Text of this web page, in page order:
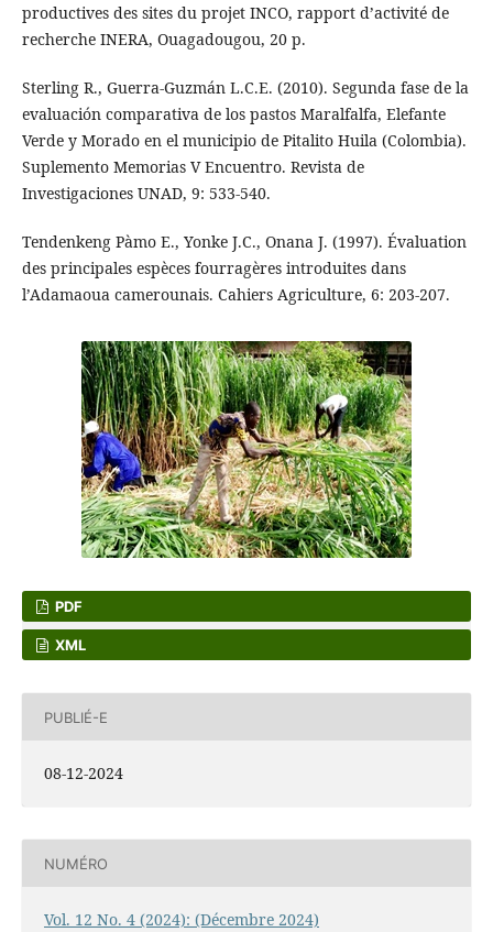
productives des sites du projet INCO, rapport d’activité de
recherche INERA, Ouagadougou, 20 p.
Sterling R., Guerra-Guzmán L.C.E. (2010). Segunda fase de la
evaluación comparativa de los pastos Maralfalfa, Elefante
Verde y Morado en el municipio de Pitalito Huila (Colombia).
Suplemento Memorias V Encuentro. Revista de
Investigaciones UNAD, 9: 533-540.
Tendenkeng Pàmo E., Yonke J.C., Onana J. (1997). Évaluation
des principales espèces fourragères introduites dans
l’Adamaoua camerounais. Cahiers Agriculture, 6: 203-207.
PDF
XML
PUBLIÉ-E
08-12-2024
NUMÉRO
Vol. 12 No. 4 (2024): (Décembre 2024)